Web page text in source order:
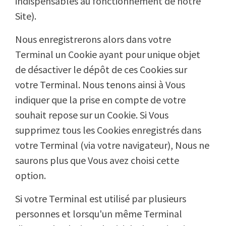
Site).
Nous enregistrerons alors dans votre
Terminal un Cookie ayant pour unique objet
de désactiver le dépôt de ces Cookies sur
votre Terminal. Nous tenons ainsi à Vous
indiquer que la prise en compte de votre
souhait repose sur un Cookie. Si Vous
supprimez tous les Cookies enregistrés dans
votre Terminal (via votre navigateur), Nous ne
saurons plus que Vous avez choisi cette
option.
Si votre Terminal est utilisé par plusieurs
personnes et lorsqu'un même Terminal